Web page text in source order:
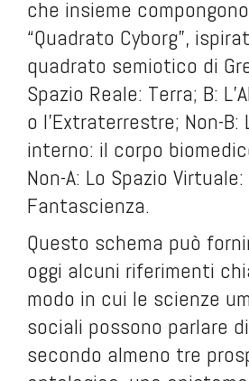
che insieme
“Quadrato Cyborg”,
quadrato semiotico di
Spazio Reale: Terra; B:
o l’Extraterrestre; Non-B:
interno: il corpo
Non-A: Lo Spazio Virtuale:
Fantascienza.
Questo schema può
oggi alcuni riferimenti
modo in cui le scienze
sociali possono parlare
secondo almeno tre